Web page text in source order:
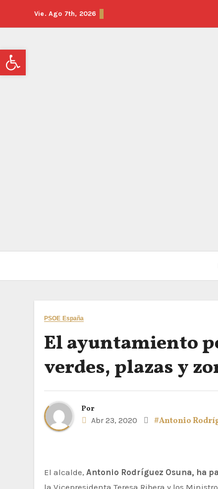
Vie. Ago 7th, 2026
PSOE España
El ayuntamiento
verdes, plazas y
Por
Abr 23, 2020
#Antonio
El alcalde, Antonio Rodríguez Osuna, ha
la Vicepresidenta Teresa Ribera y los
Abrir barra de herramientas